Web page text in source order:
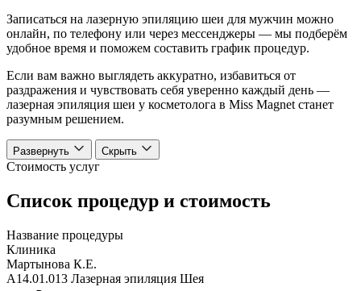
Записаться на лазерную эпиляцию шеи для мужчин можно
онлайн, по телефону или через мессенджеры — мы подберём
удобное время и поможем составить график процедур.
Если вам важно выглядеть аккуратно, избавиться от
раздражения и чувствовать себя уверенно каждый день —
лазерная эпиляция шеи у косметолога в Miss Magnet станет
разумным решением.
Развернуть Скрыть
Стоимость услуг
Список процедур и стоимость
Название процедуры
Клиника
Мартынова К.Е.
A14.01.013 Лазерная эпиляция Шея